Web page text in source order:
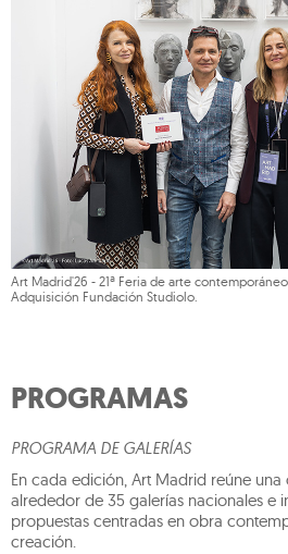
Art Madrid'26 - 21ª Feria de arte
Adquisición Fundación Studiolo.
PROGRAMAS
PROGRAMA DE GALERÍAS
En cada edición, Art Madrid reúne
alrededor de 35 galerías nacionales e
propuestas centradas en obra
creación.